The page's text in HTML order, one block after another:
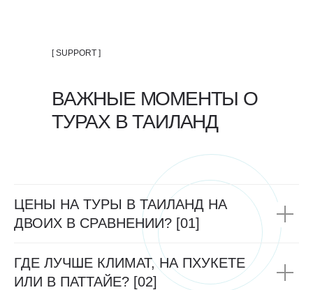
[ SUPPORT ]
ВАЖНЫЕ МОМЕНТЫ О
ТУРАХ В ТАИЛАНД
ЦЕНЫ НА ТУРЫ В ТАИЛАНД НА
ДВОИХ В СРАВНЕНИИ? [01]
ГДЕ ЛУЧШЕ КЛИМАТ, НА ПХУКЕТЕ
ИЛИ В ПАТТАЙЕ? [02]